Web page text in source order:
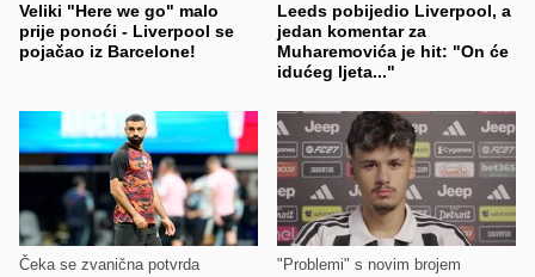
Veliki "Here we go" malo
prije ponoći - Liverpool se
pojačao iz Barcelone!
Leeds pobijedio Liverpool, a
jedan komentar za
Muharemovića je hit: "On će
idućeg ljeta..."
Čeka se zvanična potvrda "Problemi" s novim brojem